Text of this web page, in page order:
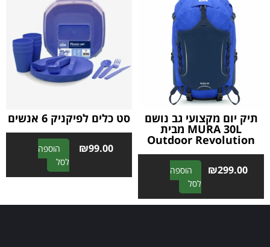
r
n
a
t
i
v
e
:
n
a
t
i
v
e
תיק יום מקצועי גב נושם
MURA 30L מבית
Outdoor Revolution
₪299.00
הוספה
לסל
A
l
סט כלים לפיקניק 6 אנשים
₪99.00
הוספה
לסל
A
l